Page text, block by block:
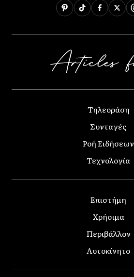
Τηλεοράση
Συνταγές
Ροή Ειδήσεων
Τεχνολογία
Επιστήμη
Χρήσιμα
Περιβάλλον
Αυτοκίνητο